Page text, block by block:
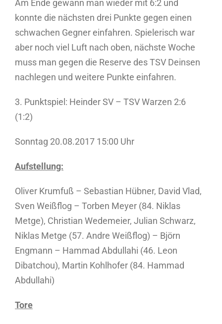
Am Ende gewann man wieder mit 6:2 und
konnte die nächsten drei Punkte gegen einen
schwachen Gegner einfahren. Spielerisch war
aber noch viel Luft nach oben, nächste Woche
muss man gegen die Reserve des TSV Deinsen
nachlegen und weitere Punkte einfahren.
3. Punktspiel: Heinder SV – TSV Warzen 2:6
(1:2)
Sonntag 20.08.2017 15:00 Uhr
Aufstellung:
Oliver Krumfuß – Sebastian Hübner, David Vlad,
Sven Weißflog – Torben Meyer (84. Niklas
Metge), Christian Wedemeier, Julian Schwarz,
Niklas Metge (57. Andre Weißflog) – Björn
Engmann – Hammad Abdullahi (46. Leon
Dibatchou), Martin Kohlhofer (84. Hammad
Abdullahi)
Tore